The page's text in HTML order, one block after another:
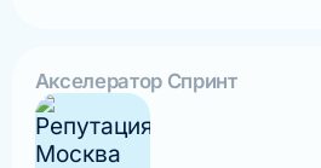
Акселератор Спринт